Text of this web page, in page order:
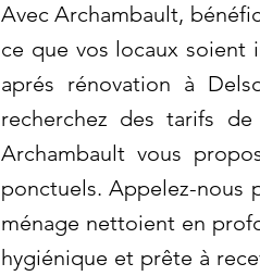
Avec Archambault,
ce que vos locaux soient
aprés rénovation à
recherchez des tarifs
Archambault vous
ponctuels. Appelez-nous
ménage nettoient en
hygiénique et prête à